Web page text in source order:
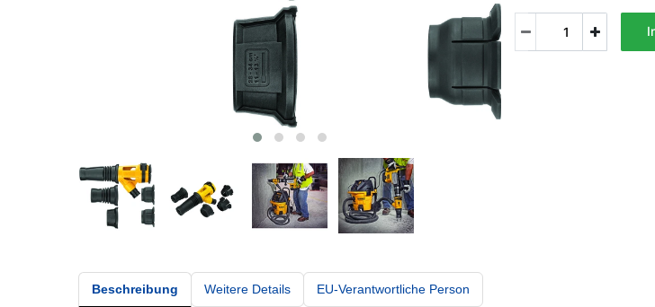
Beschreibung Weitere Details EU-Verantwortliche Person